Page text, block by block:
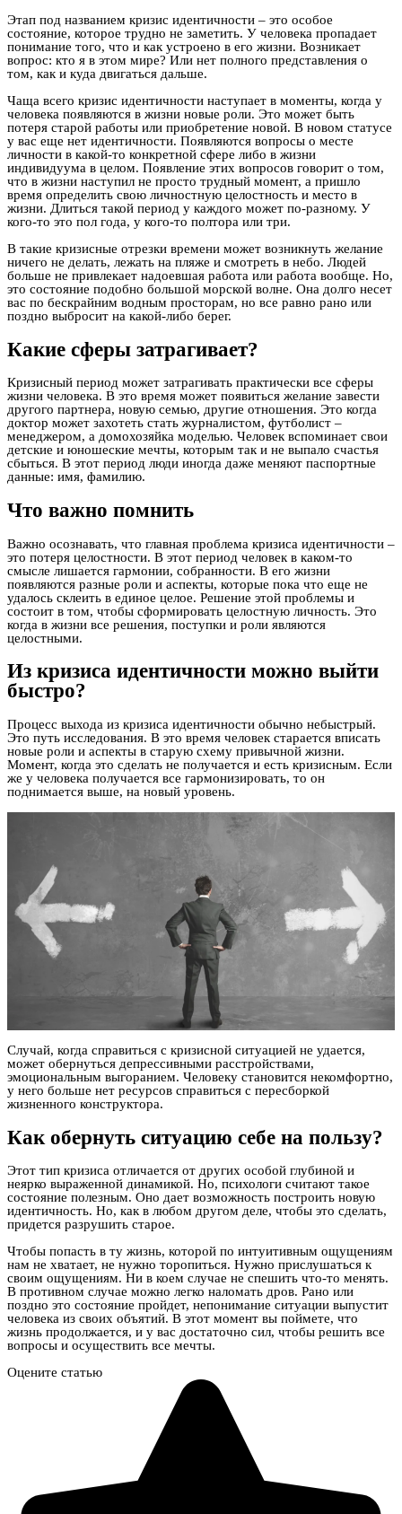
Этап под названием кризис идентичности – это особое
состояние, которое трудно не заметить. У человека пропадает
понимание того, что и как устроено в его жизни. Возникает
вопрос: кто я в этом мире? Или нет полного представления о
том, как и куда двигаться дальше.
Чаща всего кризис идентичности наступает в моменты, когда у
человека появляются в жизни новые роли. Это может быть
потеря старой работы или приобретение новой. В новом статусе
у вас еще нет идентичности. Появляются вопросы о месте
личности в какой-то конкретной сфере либо в жизни
индивидуума в целом. Появление этих вопросов говорит о том,
что в жизни наступил не просто трудный момент, а пришло
время определить свою личностную целостность и место в
жизни. Длиться такой период у каждого может по-разному. У
кого-то это пол года, у кого-то полтора или три.
В такие кризисные отрезки времени может возникнуть желание
ничего не делать, лежать на пляже и смотреть в небо. Людей
больше не привлекает надоевшая работа или работа вообще. Но,
это состояние подобно большой морской волне. Она долго несет
вас по бескрайним водным просторам, но все равно рано или
поздно выбросит на какой-либо берег.
Какие сферы затрагивает?
Кризисный период может затрагивать практически все сферы
жизни человека. В это время может появиться желание завести
другого партнера, новую семью, другие отношения. Это когда
доктор может захотеть стать журналистом, футболист –
менеджером, а домохозяйка моделью. Человек вспоминает свои
детские и юношеские мечты, которым так и не выпало счастья
сбыться. В этот период люди иногда даже меняют паспортные
данные: имя, фамилию.
Что важно помнить
Важно осознавать, что главная проблема кризиса идентичности –
это потеря целостности. В этот период человек в каком-то
смысле лишается гармонии, собранности. В его жизни
появляются разные роли и аспекты, которые пока что еще не
удалось склеить в единое целое. Решение этой проблемы и
состоит в том, чтобы сформировать целостную личность. Это
когда в жизни все решения, поступки и роли являются
целостными.
Из кризиса идентичности можно выйти
быстро?
Процесс выхода из кризиса идентичности обычно небыстрый.
Это путь исследования. В это время человек старается вписать
новые роли и аспекты в старую схему привычной жизни.
Момент, когда это сделать не получается и есть кризисным. Если
же у человека получается все гармонизировать, то он
поднимается выше, на новый уровень.
Случай, когда справиться с кризисной ситуацией не удается,
может обернуться депрессивными расстройствами,
эмоциональным выгоранием. Человеку становится некомфортно,
у него больше нет ресурсов справиться с пересборкой
жизненного конструктора.
Как обернуть ситуацию себе на пользу?
Этот тип кризиса отличается от других особой глубиной и
неярко выраженной динамикой. Но, психологи считают такое
состояние полезным. Оно дает возможность построить новую
идентичность. Но, как в любом другом деле, чтобы это сделать,
придется разрушить старое.
Чтобы попасть в ту жизнь, которой по интуитивным ощущениям
нам не хватает, не нужно торопиться. Нужно прислушаться к
своим ощущениям. Ни в коем случае не спешить что-то менять.
В противном случае можно легко наломать дров. Рано или
поздно это состояние пройдет, непонимание ситуации выпустит
человека из своих объятий. В этот момент вы поймете, что
жизнь продолжается, и у вас достаточно сил, чтобы решить все
вопросы и осуществить все мечты.
Оцените статью